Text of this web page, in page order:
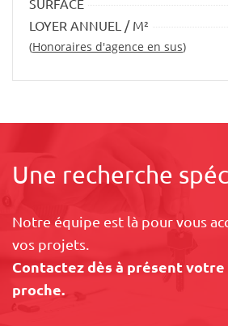
SURFACE
LOYER ANNUEL / M²
(Honoraires d'agence en sus)
Une recherche
Notre équipe est là pour vous
vos projets.
Contactez dès à présent
proche.